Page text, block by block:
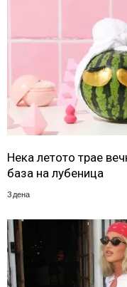
Нека летото трае
база на лубеница
3 дена